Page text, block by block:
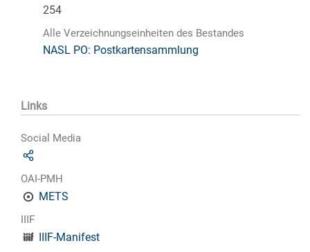
254
Alle Verzeichnungseinheiten des Bestandes
NASL PO: Postkartensammlung
Links
Social Media
OAI-PMH
METS
IIIF
IIIF-Manifest